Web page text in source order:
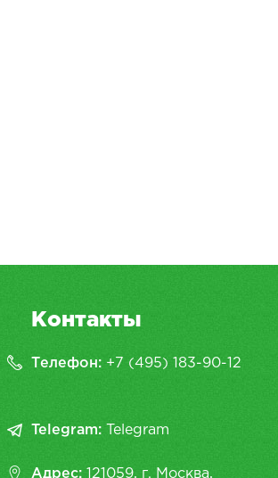
Контакты
Телефон: +7 (495) 183-90-12
Telegram: Telegram
Адрес: 121059, г. Москва,